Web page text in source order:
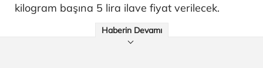
kilogram başına 5 lira ilave fiyat verilecek.
Haberin Devamı